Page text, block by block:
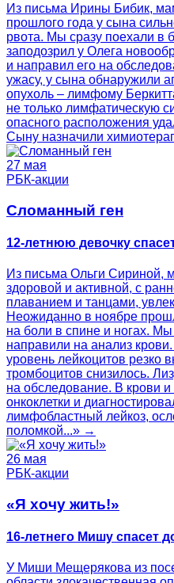
Из письма Ирины Бибик,
прошлого года у сына
рвота. Мы сразу поехали в
заподозрил у Олега
и направил его на
ужасу, у сына обнаружили
опухоль – лимфому
не только лимфатическую
опасного расположения
Сыну назначили
27 мая
РБК-акции
Сломанный ген
12-летнюю девочку
Из письма Ольги Сириной,
здоровой и активной, с
плаванием и танцами,
Неожиданно в ноябре
на боли в спине и ногах.
направили на анализ
уровень лейкоцитов резко
тромбоцитов снизилось.
на обследование. В крови
онкоклетки и
лимфобластный лейкоз,
поломкой...» →
26 мая
РБК-акции
«Я хочу жить!»
16-летнего Мишу спасет
У Миши Мещерякова из